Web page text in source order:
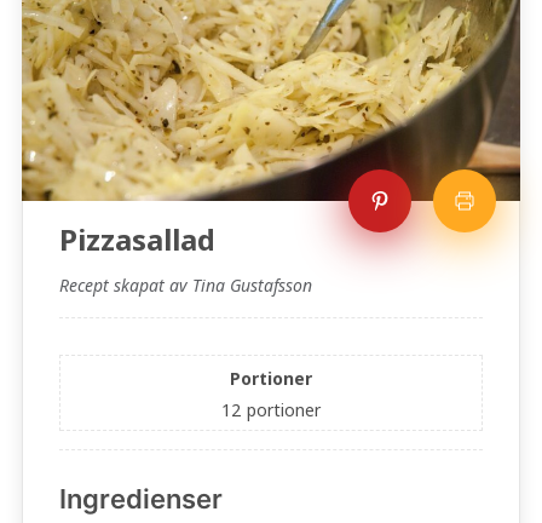
Pizzasallad
Recept skapat av Tina Gustafsson
Portioner
12 portioner
Ingredienser